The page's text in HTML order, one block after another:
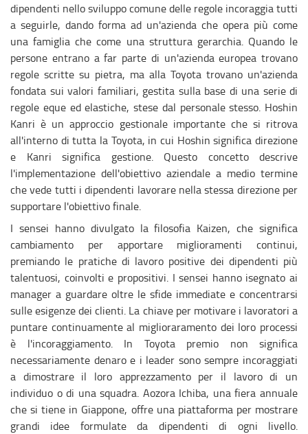
dipendenti nello sviluppo comune delle regole incoraggia tutti
a seguirle, dando forma ad un'azienda che opera più come
una famiglia che come una struttura gerarchia. Quando le
persone entrano a far parte di un'azienda europea trovano
regole scritte su pietra, ma alla Toyota trovano un'azienda
fondata sui valori familiari, gestita sulla base di una serie di
regole eque ed elastiche, stese dal personale stesso. Hoshin
Kanri è un approccio gestionale importante che si ritrova
all'interno di tutta la Toyota, in cui Hoshin significa direzione
e Kanri significa gestione. Questo concetto descrive
l'implementazione dell'obiettivo aziendale a medio termine
che vede tutti i dipendenti lavorare nella stessa direzione per
supportare l'obiettivo finale.
I sensei hanno divulgato la filosofia Kaizen, che significa
cambiamento per apportare miglioramenti continui,
premiando le pratiche di lavoro positive dei dipendenti più
talentuosi, coinvolti e propositivi. I sensei hanno isegnato ai
manager a guardare oltre le sfide immediate e concentrarsi
sulle esigenze dei clienti. La chiave per motivare i lavoratori a
puntare continuamente al miglioraramento dei loro processi
è l'incoraggiamento. In Toyota premio non significa
necessariamente denaro e i leader sono sempre incoraggiati
a dimostrare il loro apprezzamento per il lavoro di un
individuo o di una squadra. Aozora Ichiba, una fiera annuale
che si tiene in Giappone, offre una piattaforma per mostrare
grandi idee formulate da dipendenti di ogni livello.